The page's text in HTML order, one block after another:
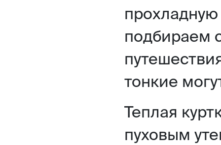
прохладную
подбираем
тонкие
Теплая
пуховым